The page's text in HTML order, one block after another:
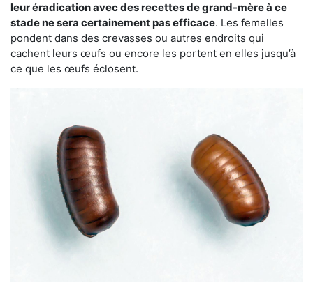
leur éradication avec des recettes de grand-mère à ce
stade ne sera certainement pas efficace. Les femelles
pondent dans des crevasses ou autres endroits qui
cachent leurs œufs ou encore les portent en elles jusqu’à
ce que les œufs éclosent.